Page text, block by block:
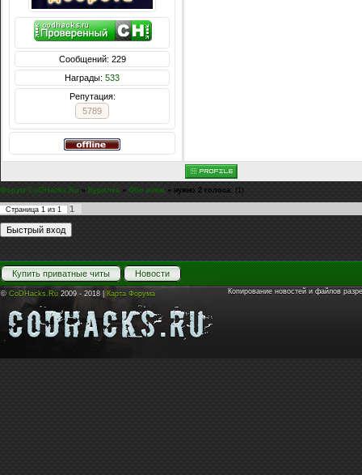
Сообщений: 229
Награды: 533
Репутация:
5789
Форум CoDHacks.Ru » Курилка » Обо всем » нужно 2 голоса. (1)
Страница 1 из 1 1
Купить приватные читы Новости
© CoDHacks.Ru 2009 - 2018 | Карта Форума Копирование новостей и файлов